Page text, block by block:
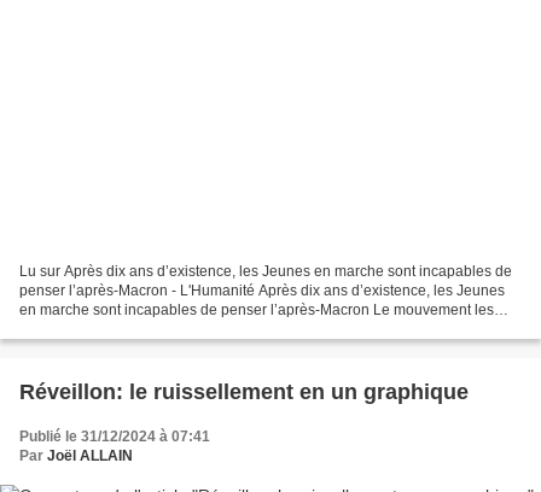
Lu sur Après dix ans d’existence, les Jeunes en marche sont incapables de
penser l’après-Macron - L'Humanité Après dix ans d’existence, les Jeunes
en marche sont incapables de penser l’après-Macron Le mouvement les
Réveillon: le ruissellement en un graphique
Publié le 31/12/2024 à 07:41
Par Joël ALLAIN